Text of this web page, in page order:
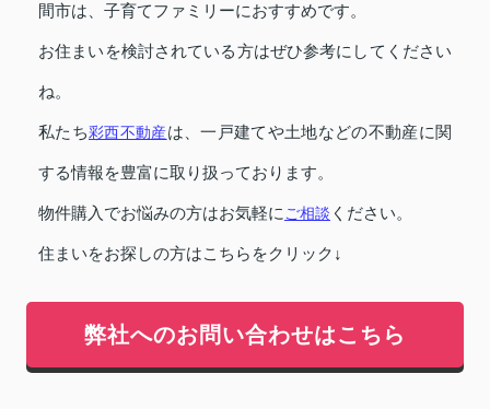
間市は、子育てファミリーにおすすめです。
お住まいを検討されている方はぜひ参考にしてください
ね。
私たち彩西不動産は、一戸建てや土地などの不動産に関
する情報を豊富に取り扱っております。
物件購入でお悩みの方はお気軽に ご相談 ください。
住まいをお探しの方はこちらをクリック↓
弊社へのお問い合わせはこちら